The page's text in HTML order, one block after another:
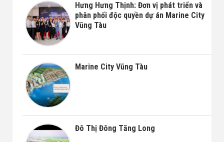
Hưng Hưng Thịnh: Đơn vị phát triển và
phân phối độc quyền dự án Marine City
Vũng Tàu
Marine City Vũng Tàu
Đô Thị Đông Tăng Long